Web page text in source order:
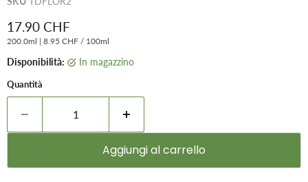
Prezzo attuale
17.90 CHF
200.0ml | 8.95 CHF / 100ml
Disponibilità: in magazzino
Quantità
Aggiungi al carrello